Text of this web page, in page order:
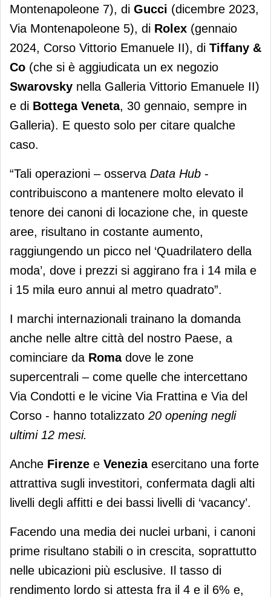
Montenapoleone 7), di Gucci (dicembre 2023,
Via Montenapoleone 5), di Rolex (gennaio
2024, Corso Vittorio Emanuele II), di Tiffany &
Co (che si è aggiudicata un ex negozio
Swarovsky nella Galleria Vittorio Emanuele II)
e di Bottega Veneta, 30 gennaio, sempre in
Galleria). E questo solo per citare qualche
caso.
“Tali operazioni – osserva Data Hub -
contribuiscono a mantenere molto elevato il
tenore dei canoni di locazione che, in queste
aree, risultano in costante aumento,
raggiungendo un picco nel ‘Quadrilatero della
moda’, dove i prezzi si aggirano fra i 14 mila e
i 15 mila euro annui al metro quadrato”.
I marchi internazionali trainano la domanda
anche nelle altre città del nostro Paese, a
cominciare da Romadove le zone
supercentrali – come quelle che intercettano
Via Condotti e le vicine Via Frattina e Via del
Corso - hanno totalizzato 20 opening negli
ultimi 12 mesi.
Anche Firenze e Veneziaesercitano una forte
attrattiva sugli investitori, confermata dagli alti
livelli degli affitti e dei bassi livelli di ‘vacancy’.
Facendo una media dei nuclei urbani, i canoni
prime risultano stabili o in crescita, soprattutto
nelle ubicazioni più esclusive. Il tasso di
rendimento lordo si attesta fra il 4 e il 6% e,